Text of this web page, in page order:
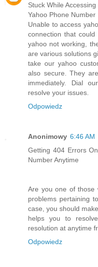
Stuck While
Yahoo Phone Number
Unable to access
connection that
yahoo not working,
are various solutions
take our yahoo
also secure. They
immediately. Dial
resolve your issues.
Odpowiedz
Anonimowy 6:46 AM
Getting 404 Errors
Number Anytime
Are you one of those
problems pertaining
case, you should
helps you to
resolution at anytime
Odpowiedz